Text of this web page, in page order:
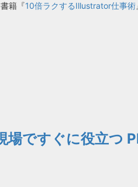
籍『10倍ラクするIllustrator仕事術
場ですぐに役立つ